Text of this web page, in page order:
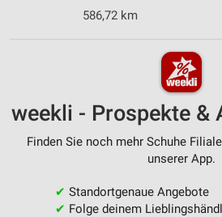
586,72 km
weekli - Prospekte &
Finden Sie noch mehr Schuhe
unserer App.
✔ Standortgenaue Angebote
✔ Folge deinem